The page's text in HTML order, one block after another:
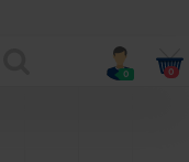
0 0